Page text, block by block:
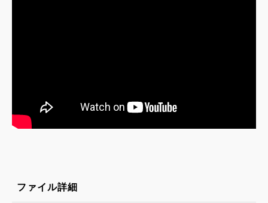
ファイル詳細